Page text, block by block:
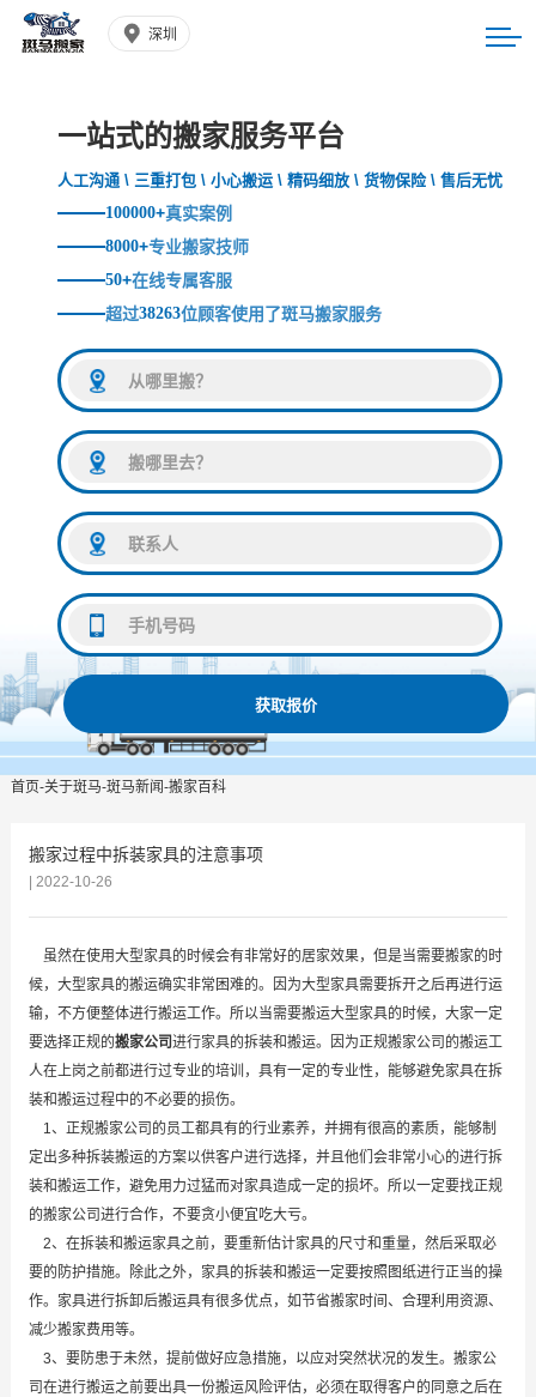
深圳
一站式的搬家服务平台
人工沟通 \ 三重打包 \ 小心搬运 \ 精码细放 \ 货物保险 \ 售后无忧
100000+真实案例
8000+专业搬家技师
50+在线专属客服
超过38263位顾客使用了斑马搬家服务
获取报价
首页-关于斑马-斑马新闻-搬家百科
搬家过程中拆装家具的注意事项
| 2022-10-26
虽然在使用大型家具的时候会有非常好的居家效果，但是当需要搬家的时
候，大型家具的搬运确实非常困难的。因为大型家具需要拆开之后再进行运
输，不方便整体进行搬运工作。所以当需要搬运大型家具的时候，大家一定
要选择正规的搬家公司进行家具的拆装和搬运。因为正规搬家公司的搬运工
人在上岗之前都进行过专业的培训，具有一定的专业性，能够避免家具在拆
装和搬运过程中的不必要的损伤。
1、正规搬家公司的员工都具有的行业素养，并拥有很高的素质，能够制
定出多种拆装搬运的方案以供客户进行选择，并且他们会非常小心的进行拆
装和搬运工作，避免用力过猛而对家具造成一定的损坏。所以一定要找正规
的搬家公司进行合作，不要贪小便宜吃大亏。
2、在拆装和搬运家具之前，要重新估计家具的尺寸和重量，然后采取必
要的防护措施。除此之外，家具的拆装和搬运一定要按照图纸进行正当的操
作。家具进行拆卸后搬运具有很多优点，如节省搬家时间、合理利用资源、
减少搬家费用等。
3、要防患于未然，提前做好应急措施，以应对突然状况的发生。搬家公
司在进行搬运之前要出具一份搬运风险评估，必须在取得客户的同意之后在